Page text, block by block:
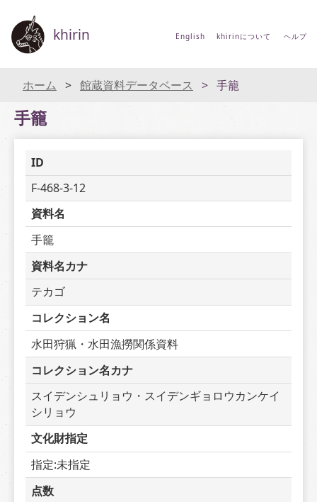
khirin English khirinについて ヘルプ
ホーム 館蔵資料データベース 手籠
手籠
ID
F-468-3-12
資料名
手籠
資料名カナ
テカゴ
コレクション名
水田狩猟・水田漁撈関係資料
コレクション名カナ
スイデンシュリョウ・スイデンギョロウカンケイ
シリョウ
文化財指定
指定:未指定
点数